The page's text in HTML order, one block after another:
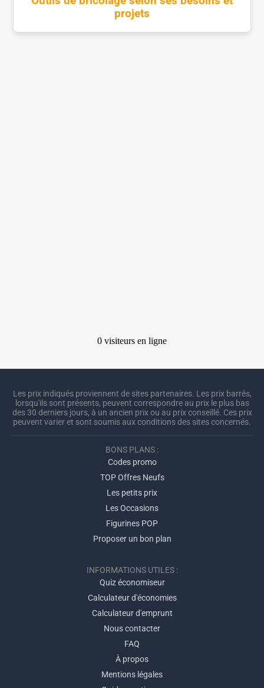
projets
Les prix indiqués proviennent de sites partenaires. Les prix barrés,
lorsqu'ils sont présents, peuvent correspondre au prix le plus bas
des 30 derniers jours, à un ancien prix ou au prix conseillé. Ces prix
peuvent varier et sont soumis aux conditions des sites concernés.
BONS PLANS :
Codes promo
TOP Offres Neufs
Les petits prix
Les Occasions
Figurines POP
Proposer un bon plan
INFORMATIONS UTILES :
Quiz économiseur
Calculateur d'économies
Calculateur d'emprunt
Nous contacter
FAQ
À propos
Mentions légales